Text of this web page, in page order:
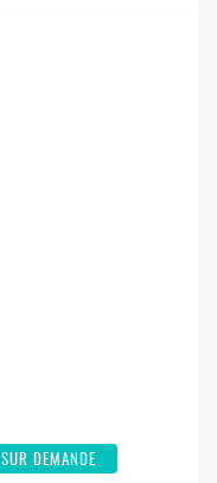
SUR DEMANDE